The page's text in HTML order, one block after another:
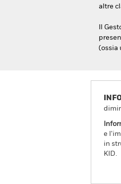
altre
Il
(ossia
e
in
KID.